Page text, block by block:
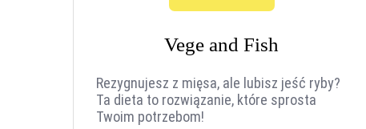
Vege and Fish
Rezygnujesz z mięsa, ale lubisz jeść ryby?
Ta dieta to rozwiązanie, które sprosta
Twoim potrzebom!